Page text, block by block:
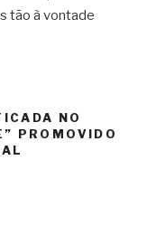
tão à vontade
NO
PROMOVIDO